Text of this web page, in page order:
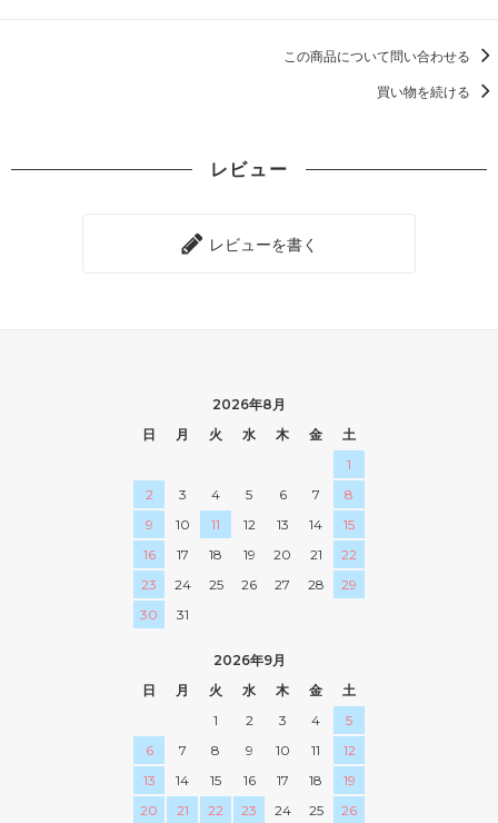
この商品について問い合わせる
買い物を続ける
レビュー
レビューを書く
2026年8月
日
月 火 水 木 金
土
1
2
3 4 5 6 7
8
9
10 11 12 13 14
15
16
17 18 19 20 21
22
23
24 25 26 27 28
29
30
31
2026年9月
日
月 火 水 木 金
土
1
2 3 4
5
6
7 8 9 10 11
12
13
14 15 16 17 18
19
20
21 22 23 24 25
26